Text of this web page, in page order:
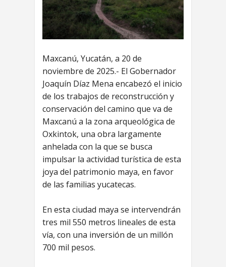
Maxcanú, Yucatán, a 20 de
noviembre de 2025.- El Gobernador
Joaquín Díaz Mena encabezó el inicio
de los trabajos de reconstrucción y
conservación del camino que va de
Maxcanú a la zona arqueológica de
Oxkintok, una obra largamente
anhelada con la que se busca
impulsar la actividad turística de esta
joya del patrimonio maya, en favor
de las familias yucatecas.
En esta ciudad maya se intervendrán
tres mil 550 metros lineales de esta
vía, con una inversión de un millón
700 mil pesos.